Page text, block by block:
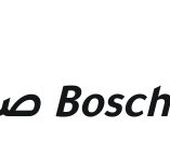
Bosch صيانة